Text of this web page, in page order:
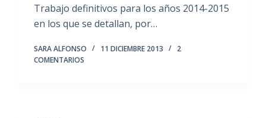
Trabajo definitivos para los años 2014-2015
en los que se detallan, por…
SARA ALFONSO 11 DICIEMBRE 2013
2
COMENTARIOS